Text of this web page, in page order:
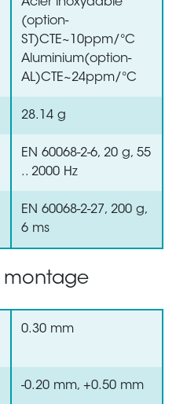
Acier inoxydable
(option-
ST)CTE~10ppm/°C
Aluminium(option-
AL)CTE~24ppm/°C
28.14 g
EN 60068-2-6, 20 g, 55
.. 2000 Hz
EN 60068-2-27, 200 g,
6 ms
montage
0.30 mm
-0.20 mm, +0.50 mm